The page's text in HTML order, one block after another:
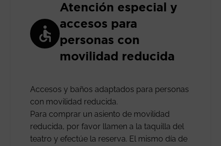
Atención especial y
accesos para
personas con
movilidad reducida
Accesos y baños adaptados para personas
con movilidad reducida.
Para comprar un asiento de movilidad
reducida, por favor llamen a la taquilla del
teatro y efectúe la reserva. El mismo día de